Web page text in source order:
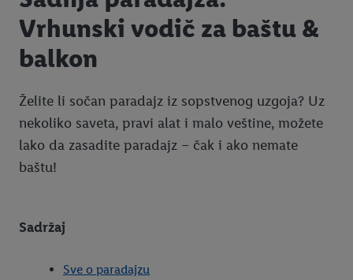
Vrhunski vodič za baštu &
balkon
Želite li sočan paradajz iz sopstvenog uzgoja? Uz
nekoliko saveta, pravi alat i malo veštine, možete
lako da zasadite paradajz – čak i ako nemate
baštu!
Sadržaj
Sve o paradajzu